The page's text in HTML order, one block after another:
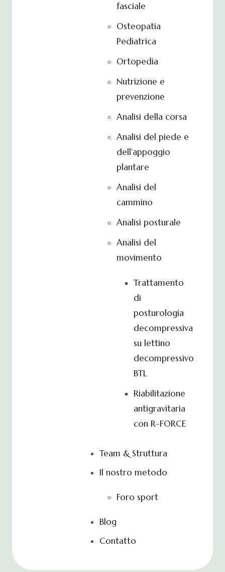
fasciale
Osteopatia
Pediatrica
Ortopedia
Nutrizione e
prevenzione
Analisi della corsa
Analisi del piede e
dell’appoggio
plantare
Analisi del
cammino
Analisi posturale
Analisi del
movimento
Trattamento
di
posturologia
decompressiva
su lettino
decompressivo
BTL
Riabilitazione
antigravitaria
con R-FORCE
Team & Struttura
Il nostro metodo
Foro sport
Blog
Contatto